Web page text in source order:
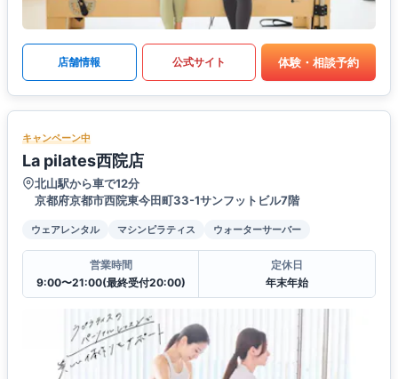
店舗情報 公式サイト 体験・相談予約
キャンペーン中
La pilates西院店
北山駅から車で12分
京都府京都市西院東今田町33-1サンフットビル7階
ウェアレンタル マシンピラティス ウォーターサーバー
営業時間
9:00〜21:00(最終受付20:00)
定休日
年末年始